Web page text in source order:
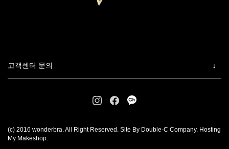
고객센터 문의
(c) 2016 wonderbra. All Right Reserved. Site By Double-C Company. Hosting
My Makeshop.